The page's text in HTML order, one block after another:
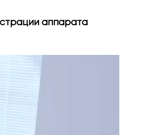
аппарата